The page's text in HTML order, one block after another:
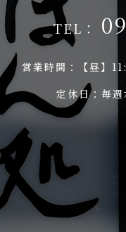
TEL：
営業時間：【昼】
定休日：毎